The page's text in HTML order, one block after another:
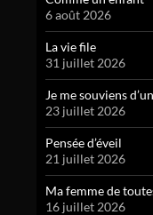
6 août 2026
La vie file
31 juillet 2026
Je me souviens
23 juillet 2026
Pensée d’éveil
21 juillet 2026
Ma femme de
16 juillet 2026